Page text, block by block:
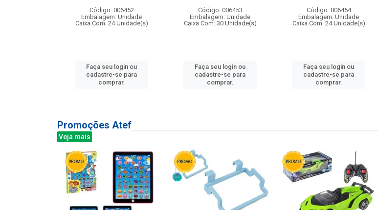
Código: 006452
Embalagem: Unidade
Caixa Com: 24 Unidade(s)
Faça seu login ou
cadastre-se para
comprar.
Código: 006453
Embalagem: Unidade
Caixa Com: 30 Unidade(s)
Faça seu login ou
cadastre-se para
comprar.
Código: 006454
Embalagem: Unidade
Caixa Com: 24 Unidade(s)
Faça seu login ou
cadastre-se para
comprar.
Promoções Atef
Veja mais